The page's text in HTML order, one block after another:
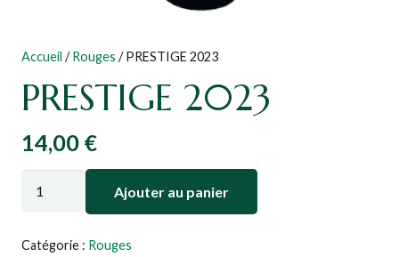
Accueil /Rouges / PRESTIGE 2023
PRESTIGE 2023
14,00 €
Ajouter au panier
Catégorie : Rouges